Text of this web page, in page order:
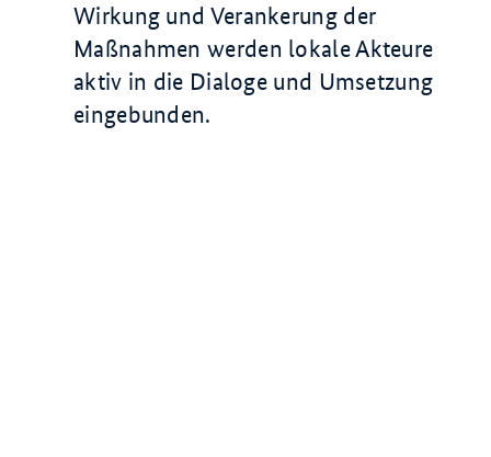
Wirkung und Verankerung der
Maßnahmen werden lokale Akteure
aktiv in die Dialoge und Umsetzung
eingebunden.